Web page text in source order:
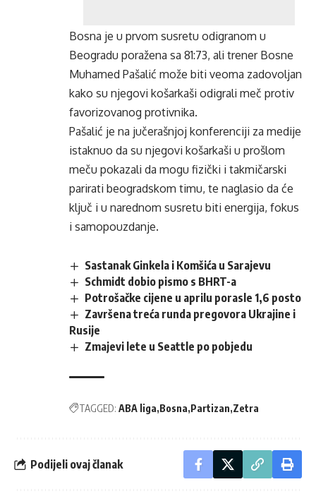
Bosna je u prvom susretu odigranom u
Beogradu poražena sa 81:73, ali trener Bosne
Muhamed Pašalić može biti veoma zadovoljan
kako su njegovi košarkaši odigrali meč protiv
favorizovanog protivnika.
Pašalić je na jučerašnjoj konferenciji za medije
istaknuo da su njegovi košarkaši u prošlom
meču pokazali da mogu fizički i takmičarski
parirati beogradskom timu, te naglasio da će
ključ i u narednom susretu biti energija, fokus
i samopouzdanje.
Sastanak Ginkela i Komšića u Sarajevu
Schmidt dobio pismo s BHRT-a
Potrošačke cijene u aprilu porasle 1,6 posto
Završena treća runda pregovora Ukrajine i
Rusije
Zmajevi lete u Seattle po pobjedu
TAGGED: ABA liga Bosna Partizan Zetra
Podijeli ovaj članak